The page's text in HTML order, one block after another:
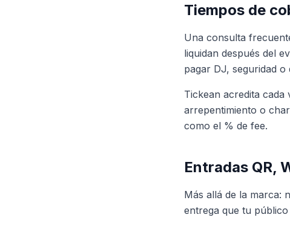
Tiempos de
Una consulta
liquidan después del
pagar DJ, seguridad o
Tickean acredita
arrepentimiento o
como el % de fee.
Entradas QR,
Más allá de la marca:
entrega que tu público